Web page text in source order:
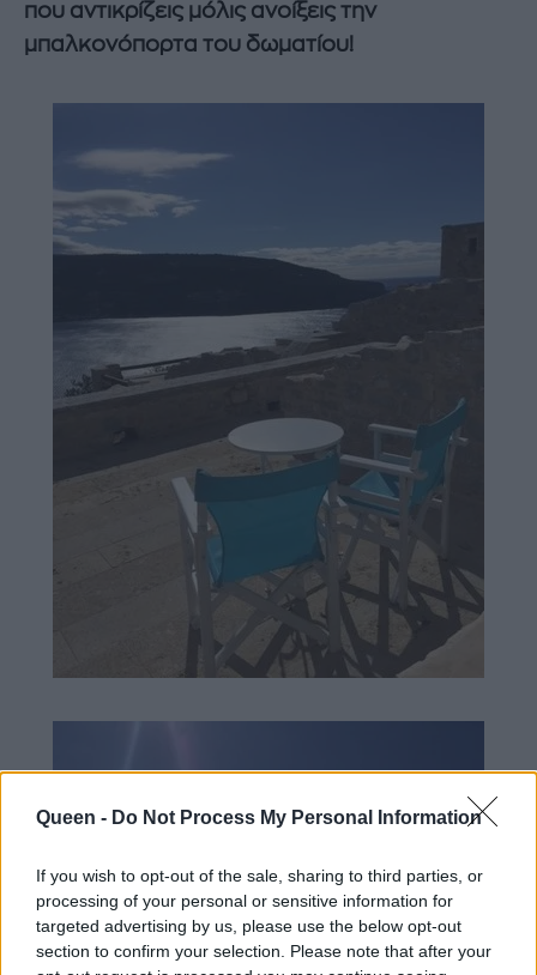
Queen - Do Not Process My Personal Information
If you wish to opt-out of the sale, sharing to third parties, or
processing of your personal or sensitive information for
targeted advertising by us, please use the below opt-out
section to confirm your selection. Please note that after your
που αντικρίζεις μόλις ανοίξεις την
μπαλκονόπορτα του δωματίου!